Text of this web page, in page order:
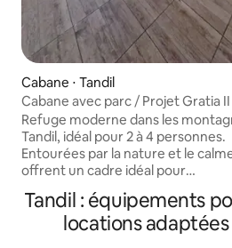
Cabane ⋅ Tandil
Cabane avec parc / Projet Gratia II
Refuge moderne dans les
Tandil, idéal pour 2 à 4 personnes.
Entourées par la nature et le
offrent un cadre idéal pour
chambre, d'un salon avec
2 places, d'une salle à manger,
cuisine équipée, d'une salle de bain
Tandil : équipements
locations